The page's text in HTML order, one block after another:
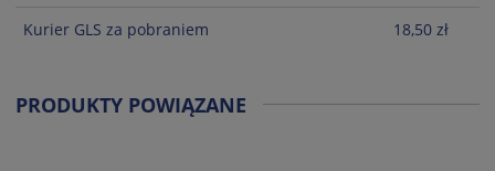
Kurier GLS za pobraniem 18,50 zł
PRODUKTY POWIĄZANE